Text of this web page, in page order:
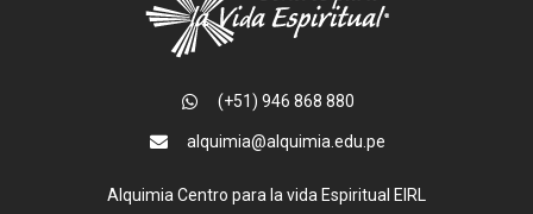
(+51) 946 868 880
alquimia@alquimia.edu.pe
Alquimia Centro para la vida Espiritual EIRL